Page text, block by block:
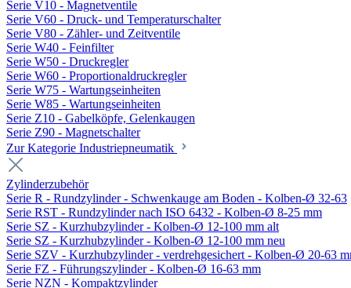
Serie V10 - Magnetventile
Serie V60 - Druck- und Temperaturschalter
Serie V80 - Zähler- und Zeitventile
Serie W40 - Feinfilter
Serie W50 - Druckregler
Serie W60 - Proportionaldruckregler
Serie W75 - Wartungseinheiten
Serie W85 - Wartungseinheiten
Serie Z10 - Gabelköpfe, Gelenkaugen
Serie Z90 - Magnetschalter
Zur Kategorie Industriepneumatik
Zylinderzubehör
Serie R - Rundzylinder - Schwenkauge am Boden - Kolben-Ø 32-63
Serie RST - Rundzylinder nach ISO 6432 - Kolben-Ø 8-25 mm
Serie SZ - Kurzhubzylinder - Kolben-Ø 12-100 mm alt
Serie SZ - Kurzhubzylinder - Kolben-Ø 12-100 mm neu
Serie SZV - Kurzhubzylinder - verdrehgesichert - Kolben-Ø 20-63
Serie FZ - Führungszylinder - Kolben-Ø 16-63 mm
Serie NZN - Kompaktzylinder